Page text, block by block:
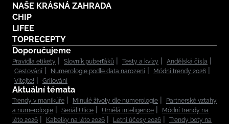
NAŠE KRÁSNÁ ZAHRADA
CHIP
LIFEE
TOPRECEPTY
Doporučujeme
Pravidla etikety Slovník puberťáků Testy a kvízy
Andělská čísla
Cestování
Numerologie podle data narození
Módní trendy 2026
Vítejte!
Grilování
Aktuální témata
Trendy v manikúře Minulé životy dle numerologie
Partnerské vztahy
a numerologie
Seriál Ulice Umělá inteligence
Módní trendy na
léto 2026
Kabelky na léto 2026 Letní účesy 2026
Trendy boty na